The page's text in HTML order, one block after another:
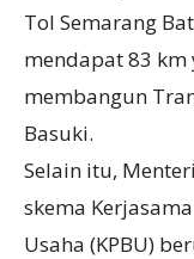
Tol Semarang
mendapat 83
membangun
Basuki.
Selain itu,
skema
Usaha (KPBU)